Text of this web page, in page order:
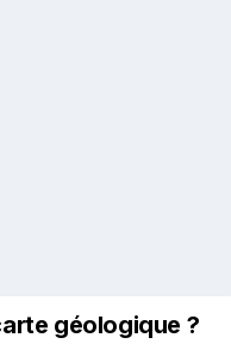
géologique ?